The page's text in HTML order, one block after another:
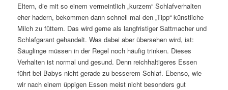
Eltern, die mit so einem vermeintlich „kurzem“ Schlafverhalten
eher hadern, bekommen dann schnell mal den „Tipp“ künstliche
Milch zu füttern. Das wird gerne als langfristiger Sattmacher und
Schlafgarant gehandelt. Was dabei aber übersehen wird, ist:
Säuglinge müssen in der Regel noch häufig trinken. Dieses
Verhalten ist normal und gesund. Denn reichhaltigeres Essen
führt bei Babys nicht gerade zu besserem Schlaf. Ebenso, wie
wir nach einem üppigen Essen meist nicht besonders gut